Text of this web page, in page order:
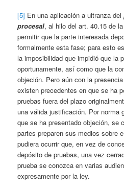
[5] En una aplicación a ultranza del
procesal, al hilo del art. 40.15 de
permitir que la parte interesada
formalmente esta fase; para esto
la imposibilidad que impidió que la
oportunamente, así como que la
objeción. Pero aún con la
existen precedentes en que se ha
pruebas fuera del plazo
una válida justificación. Por norma
que se ha presentado objeción, se
partes preparen sus medios sobre
pudiera ocurrir que, en vez de
depósito de pruebas, una vez
prueba se conozca en varias
expresamente por la ley.